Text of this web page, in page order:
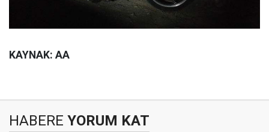
KAYNAK: AA
HABERE YORUM KAT